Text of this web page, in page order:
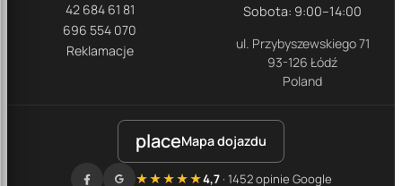
42 684 61 81
696 554 070
Reklamacje
Sobota: 9:00–14:00
ul. Przybyszewskiego 71
93-126 Łódź
Poland
placeMapa dojazdu
★★★★★4,7· 1452 opinie Google